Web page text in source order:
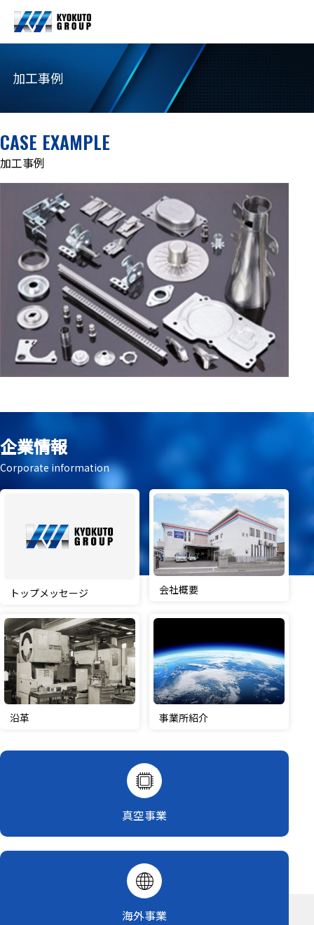
加工事例
CASE EXAMPLE
加工事例
企業情報
Corporate information
トップメッセージ 会社概要
沿革 事業所紹介
真空事業
海外事業